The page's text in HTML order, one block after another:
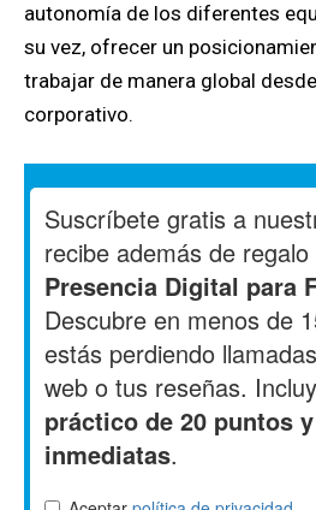
autonomía de los diferentes
su vez, ofrecer un
trabajar de manera global
corporativo.